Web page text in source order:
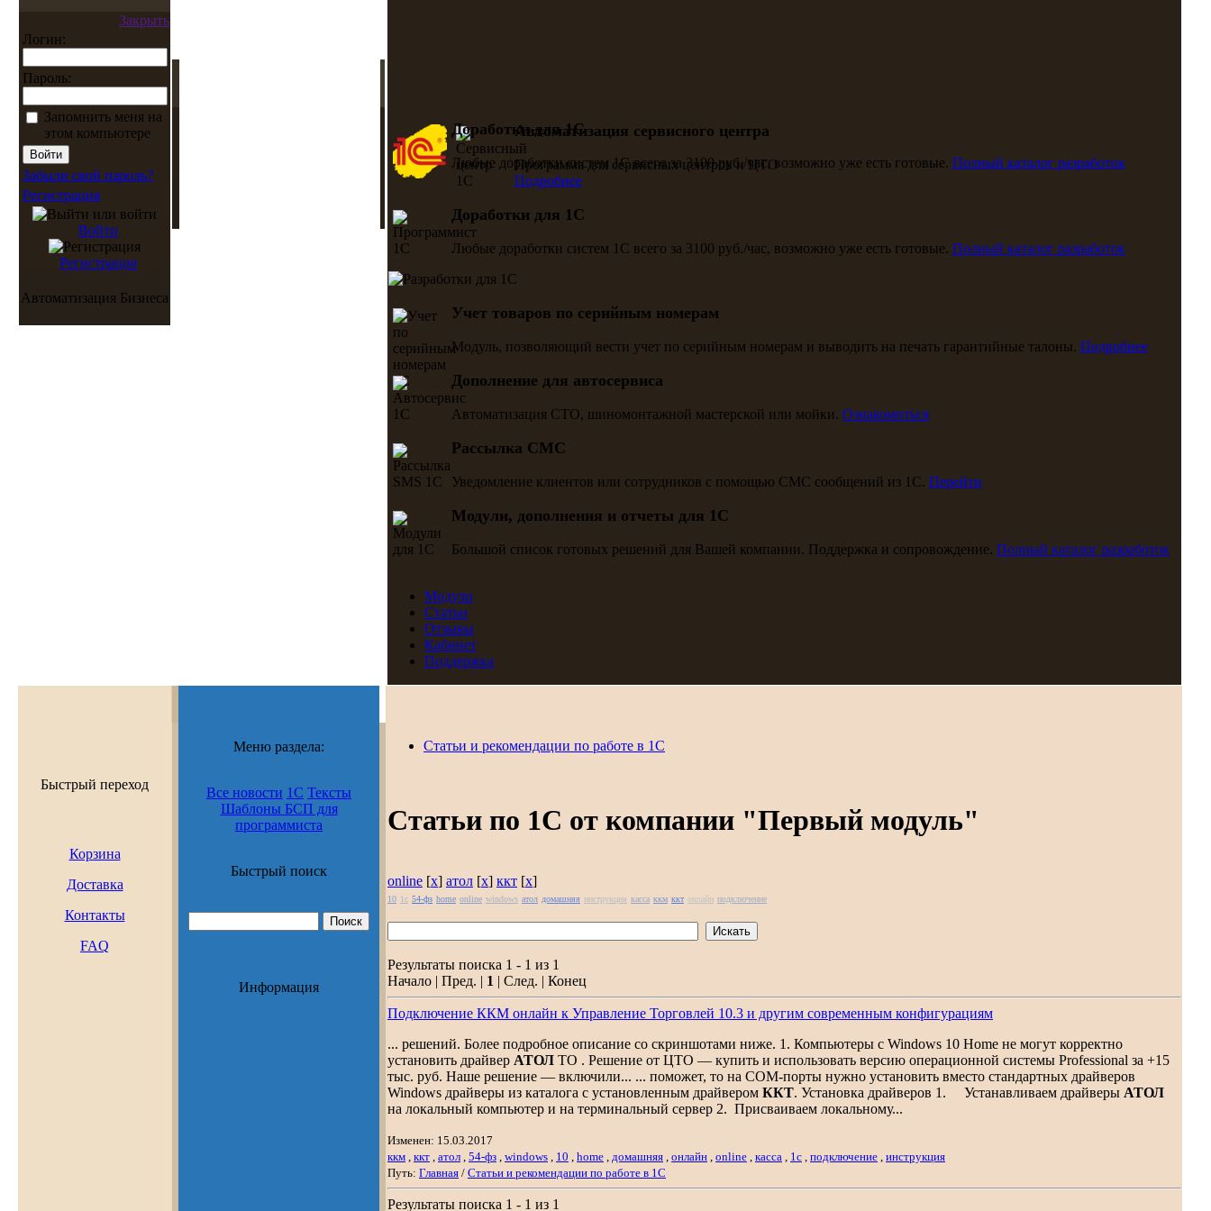
Закрыть
Логин:
Пароль:
Запомнить меня на
этом компьютере
Забыли свой пароль?
Регистрация
Войти
Регистрация
Автоматизация Бизнеса
Доработки для 1С
Любые доработки систем 1С всего за 3100 руб./час, возможно уже есть готовые. Полный каталог разработок
Автоматизация сервисного центра
Программа для сервисных центров и ЦТО
Подробнее
Доработки для 1С
Любые доработки систем 1С всего за 3100 руб./час, возможно уже есть готовые. Полный каталог разработок
Учет товаров по серийным номерам
Модуль, позволяющий вести учет по серийным номерам и выводить на печать гарантийные талоны. Подробнее
Дополнение для автосервиса
Автоматизация СТО, шиномонтажной мастерской или мойки. Ознакомиться
Рассылка СМС
Уведомление клиентов или сотрудников с помощью СМС сообщений из 1С. Перейти
Модули, дополнения и отчеты для 1С
Большой список готовых решений для Вашей компании. Поддержка и сопровождение. Полный каталог разработок
Модули
Статьи
Отзывы
Кабинет
Поддержка
Быстрый переход
Корзина
Доставка
Контакты
FAQ
Меню раздела:
Все новости 1С Тексты
Шаблоны БСП для
программиста
Быстрый поиск
Информация
Статьи и рекомендации по работе в 1С
Статьи по 1С от компании "Первый модуль"
online [x] атол [x] ккт [x]
10 1с 54-фз home online windows атол домашняя инструкция касса ккм ккт онлайн подключение
Результаты поиска 1 - 1 из 1
Начало | Пред. | 1 | След. | Конец
Подключение ККМ онлайн к Управление Торговлей 10.3 и другим современным конфигурациям
... решений. Более подробное описание со скриншотами ниже. 1. Компьютеры с Windows 10 Home не могут корректно
установить драйвер АТОЛ ТО . Решение от ЦТО — купить и использовать версию операционной системы Professional за +15
тыс. руб. Наше решение — включили... ... поможет, то на COM-порты нужно установить вместо стандартных драйверов
Windows драйверы из каталога с установленным драйвером ККТ. Установка драйверов 1. Устанавливаем драйверы АТОЛ
на локальный компьютер и на терминальный сервер 2. Присваиваем локальному...
Изменен: 15.03.2017
ккм ккт атол 54-фз windows 10 home домашняя онлайн online касса 1с подключение инструкция
Путь: Главная / Статьи и рекомендации по работе в 1С
Результаты поиска 1 - 1 из 1